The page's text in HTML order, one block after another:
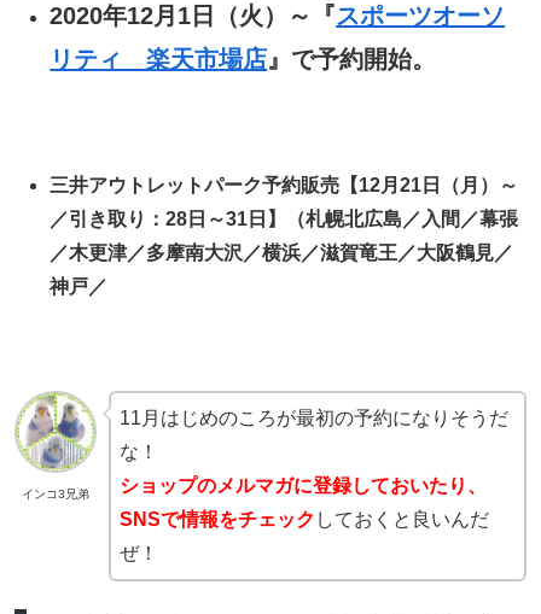
2020年12月1日（火）～『スポーツオーソ
リティ 楽天市場店』で予約開始。
三井アウトレットパーク予約販売【12月21日（月）～
／引き取り：28日～31日】（札幌北広島／入間／幕張
／木更津／多摩南大沢／横浜／滋賀竜王／大阪鶴見／
神戸／
インコ3兄弟
11月はじめのころが最初の予約になりそうだ
な！
ショップのメルマガに登録しておいたり、
SNSで情報をチェック しておくと良いんだ
ぜ！